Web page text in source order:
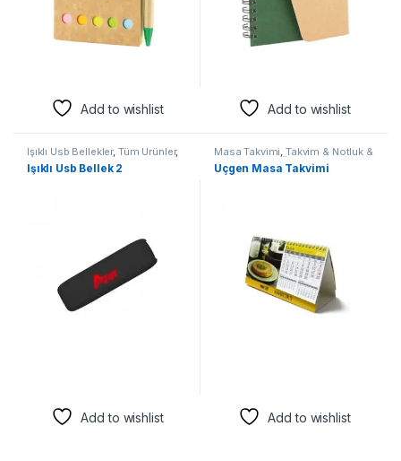
Add to wishlist Add to wishlist
Işıklı Usb Bellekler, Tüm Ürünler,
Usb Bellek
Işıklı Usb Bellek 2
Add to wishlist
Masa Takvimi,Takvim & Notluk &
Bloknot, Tüm Ürünler
Üçgen Masa Takvimi
Add to wishlist